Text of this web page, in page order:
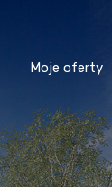
Moje oferty